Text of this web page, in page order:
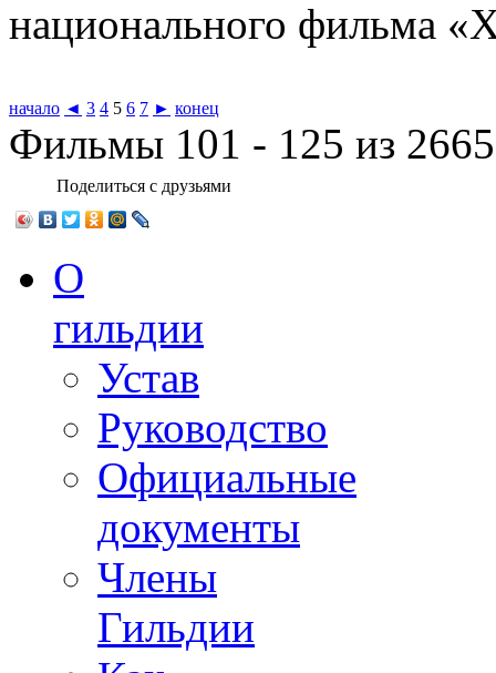
национального фильма
начало ◄ 3 4 5 6 7 ► конец
Фильмы 101 - 125 из 2665
Поделиться с друзьями
О
гильдии
Устав
Руководство
Официальные
документы
Члены
Гильдии